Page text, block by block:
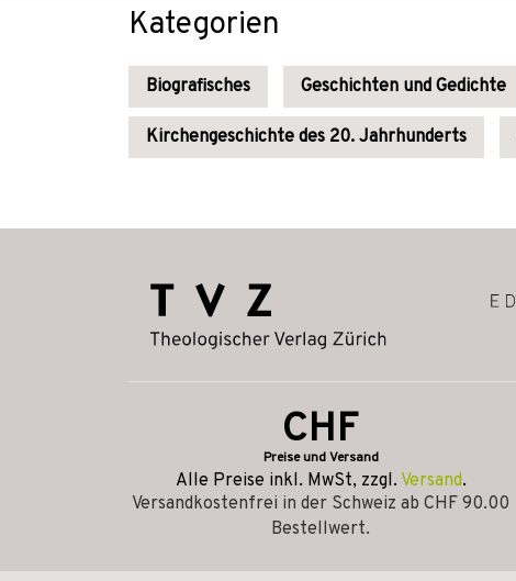
Kategorien
Biografisches Geschichten und Gedichte
Kirchengeschichte des 20. Jahrhunderts
CHF
Preise und Versand
Alle Preise inkl. MwSt, zzgl. Versand.
Versandkostenfrei in der Schweiz ab CHF 90.00
Bestellwert.